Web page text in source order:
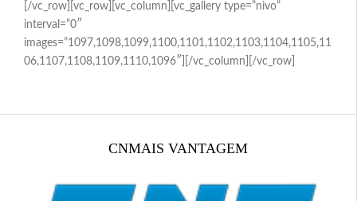
Espaço PESET
Espaço FEMERJ
Contato
[/vc_row][vc_row][vc_column][vc_gallery type=”nivo”
interval=”0″
images=”1097,1098,1099,1100,1101,1102,1103,1104,1105,11
06,1107,1108,1109,1110,1096″][/vc_column][/vc_row]
CNMAIS VANTAGEM